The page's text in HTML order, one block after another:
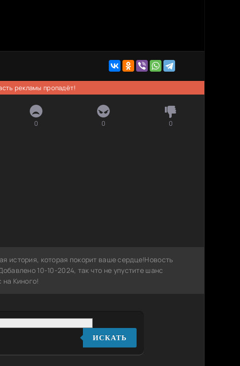
рекламы пропадёт!
0 0 0
история, которая покорит ваше сердце!Новость
10-10-2024, так что не упустите шанс
Киного!
ИСКАТЬ